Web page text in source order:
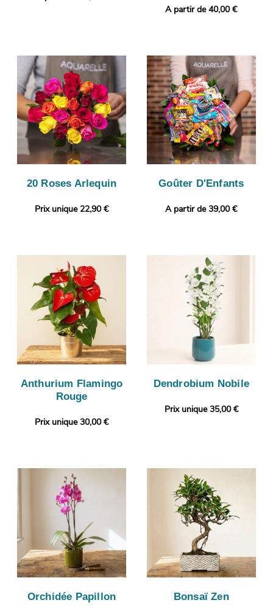
A partir de 40,00 €
20 Roses Arlequin
Prix unique 22,90 €
Goûter D'Enfants
A partir de 39,00 €
Anthurium Flamingo
Rouge
Prix unique 30,00 €
Dendrobium Nobile
Prix unique 35,00 €
Orchidée Papillon Bonsaï Zen